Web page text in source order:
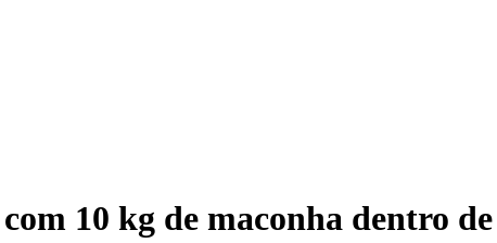
10 kg de maconha dentro